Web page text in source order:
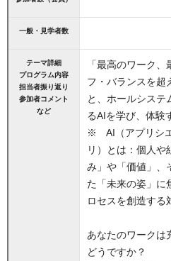
一般・見学者数
テーマ詳細
プログラム内容
担当者振り返り
参加者コメント
など
「最高のワーク
フ・バランスを超
と、ホールシステ
るAIを学び、体験
※ AI（アプリシ
リ）とは：個人や
み」や「価値」、
た「未来の姿」に
ロセスを創造する
あなたのワークは
どうですか？